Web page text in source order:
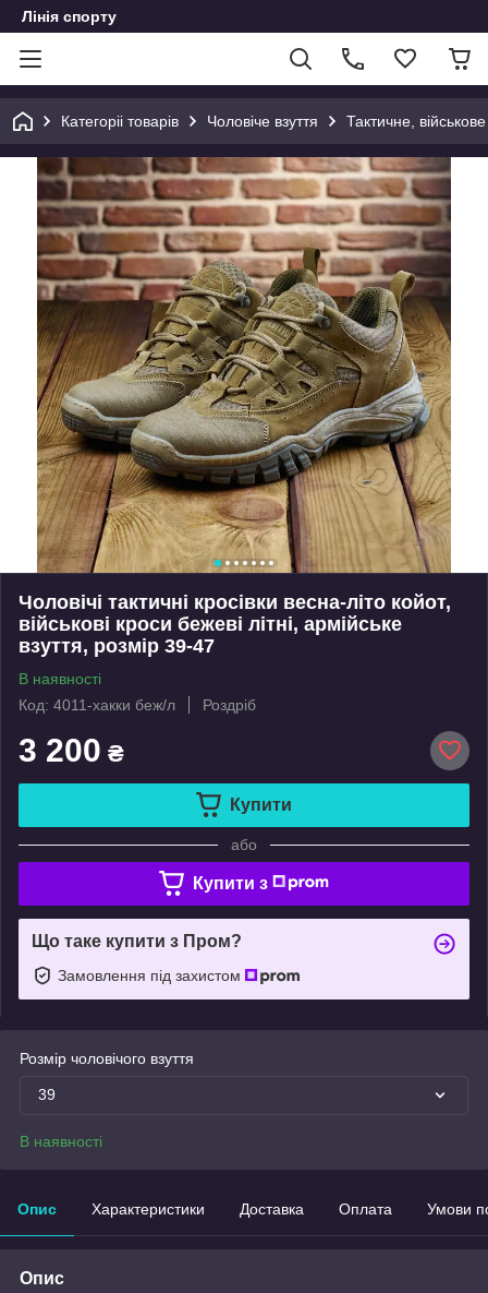
Лінія спорту
Категоріі товарів Чоловіче взуття Тактичне, військове
Чоловічі тактичні кросівки весна-літо койот,
військові кроси бежеві літні, армійське
взуття, розмір 39-47
В наявності
Код: 4011-хакки беж/л
Роздріб
3 200 ₴
Купити
або
Купити з
Що таке купити з Пром?
Замовлення під захистом
Розмір чоловічого взуття
39
В наявності
Опис Характеристики Доставка Оплата Умови
Опис